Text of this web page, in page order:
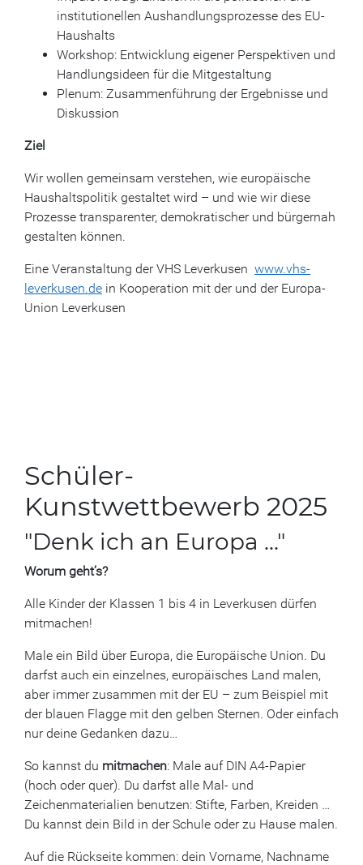
institutionellen Aushandlungsprozesse des EU-
Haushalts
Workshop: Entwicklung eigener Perspektiven und
Handlungsideen für die Mitgestaltung
Plenum: Zusammenführung der Ergebnisse und
Diskussion
Ziel
Wir wollen gemeinsam verstehen, wie europäische
Haushaltspolitik gestaltet wird – und wie wir diese
Prozesse transparenter, demokratischer und bürgernah
gestalten können.
Eine Veranstaltung der VHS Leverkusen www.vhs-
leverkusen.de in Kooperation mit der und der Europa-
Union Leverkusen
Schüler-
Kunstwettbewerb 2025
"Denk ich an Europa ..."
Worum geht’s?
Alle Kinder der Klassen 1 bis 4 in Leverkusen dürfen
mitmachen!
Male ein Bild über Europa, die Europäische Union. Du
darfst auch ein einzelnes, europäisches Land malen,
aber immer zusammen mit der EU – zum Beispiel mit
der blauen Flagge mit den gelben Sternen. Oder einfach
nur deine Gedanken dazu…
So kannst du mitmachen: Male auf DIN A4-Papier
(hoch oder quer). Du darfst alle Mal- und
Zeichenmaterialien benutzen: Stifte, Farben, Kreiden …
Du kannst dein Bild in der Schule oder zu Hause malen.
Auf die Rückseite kommen: dein Vorname, Nachname